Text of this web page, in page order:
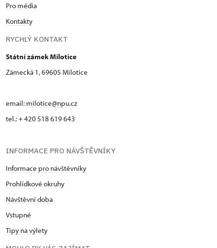
Pro média
Kontakty
RYCHLÝ KONTAKT
Státní zámek Milotice
Zámecká 1, 69605 Milotice
email: milotice@npu.cz
tel.: + 420 518 619 643
INFORMACE PRO NÁVŠTĚVNÍKY
Informace pro návštěvníky
Prohlídkové okruhy
Návštěvní doba
Vstupné
Tipy na výlety